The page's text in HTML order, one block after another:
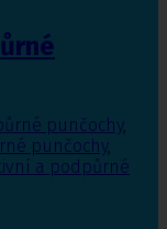
punčochy,
punčochy,
a podpůrné